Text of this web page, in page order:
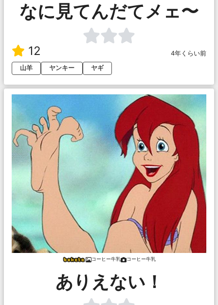
なに見てんだてメェ〜
12
4年くらい前
山羊
ヤンキー ヤギ
コーヒー牛乳 コーヒー牛乳
ありえない！